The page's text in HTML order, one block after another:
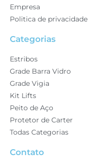
Empresa
Politica de privacidade
Categorias
Estribos
Grade Barra Vidro
Grade Vigia
Kit Lifts
Peito de Aço
Protetor de Carter
Todas Categorias
Contato